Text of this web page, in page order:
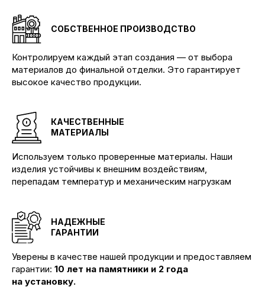
СОБСТВЕННОЕ ПРОИЗВОДСТВО
Контролируем каждый этап создания — от выбора
материалов до финальной отделки. Это гарантирует
высокое качество продукции.
КАЧЕСТВЕННЫЕ
МАТЕРИАЛЫ
Используем только проверенные материалы. Наши
изделия устойчивы к внешним воздействиям,
перепадам температур и механическим нагрузкам
НАДЕЖНЫЕ
ГАРАНТИИ
Уверены в качестве нашей продукции и предоставляем
гарантии: 10 лет на памятники и 2 года
на установку.